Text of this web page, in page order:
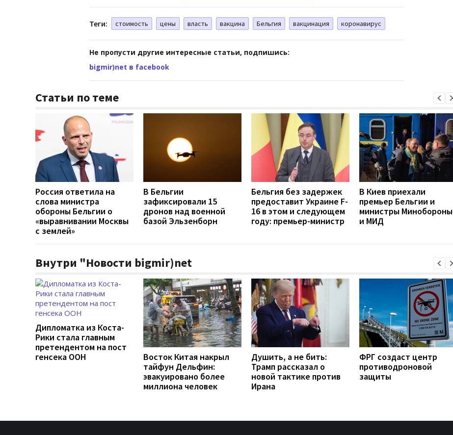
Теги: стоимость цены власть вакцина Бельгия вакцинация коронавирус
Не пропусти другие интересные статьи, подпишись:
bigmir)net в facebook
Статьи по теме
Россия ответила на
слова министра
обороны Бельгии о
«выравнивании Москвы
с землей»
В Бельгии
зафиксировали 15
дронов над военной
базой Эльзенборн
Бельгия без задержек
предоставит Украине F-
16 в этом и следующем
году: премьер-министр
В Киев приехали
премьер Бельгии и
министры Минобороны
и МИД
Внутри "Новости bigmir)net
Дипломатка из Коста-
Рики стала главным
претендентом на пост
генсека ООН
Восток Китая накрыл
тайфун Дельфин:
эвакуировано более
миллиона человек
Душить, а не бить:
Трамп рассказал о
новой тактике против
Ирана
ФРГ создаст центр
противодроновой
защиты